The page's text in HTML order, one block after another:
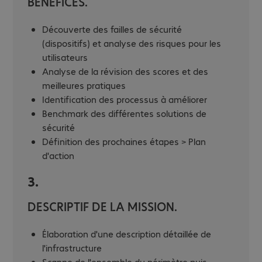
Découverte des failles de sécurité
(dispositifs) et analyse des risques pour les
utilisateurs
Analyse de la révision des scores et des
meilleures pratiques
Identification des processus à améliorer
Benchmark des différentes solutions de
sécurité
Définition des prochaines étapes > Plan
d'action
3.
DESCRIPTIF DE LA MISSION.
Élaboration d'une description détaillée de
l'infrastructure